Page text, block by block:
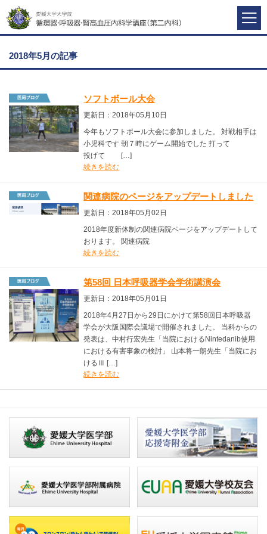
2018年5月の記事
ソフトボール大会
更新日：2018年05月10日
今年もソフトボール大会に参加しました。 対戦相手は
小児科です 朝７時にゲーム開始でした 打って
投げて […]
続きを読む
関連病院のページをアップデートしました
更新日：2018年05月02日
2018年度新体制の関連病院ページをアップデートして
おります。 関連病院
続きを読む
第58回 日本呼吸器学会学術講演会
更新日：2018年05月01日
2018年4月27日から29日にかけて第58回日本呼吸器
学会が大阪国際会議場で開催されました。 当科からの
発表は、中村行宏先生「当院におけるNintedanib使用
における有害事象の検討」 山本将一朗先生「当院にお
けるⅢ […]
続きを読む